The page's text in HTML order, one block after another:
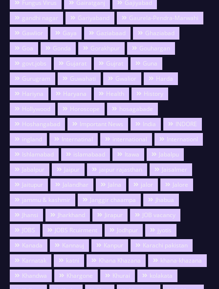
Fungus Virus
Gairatganj
Gajiyabad
gandhi nagar
Gariyaband
Gaurela-Pendra-Marwahi
Gawlior
Gaya Gaziabaad
Ghaziabad
Goa
Gonda Gorakhpur
Gouhargan
govt.jobs
Gujarat Gujrat
Guna
Gurugram
Guwahati Gwalior
Harda
Hariyna
Haryana Health
History
Hollywood
Horoscope
hosagabade
Hoshangabad
Important News India
INDORE
ingland
Internatinal international
Internationl
Ishlamabad
islamabaad Itawa
Jabalpu
Jabalpur
Jaipur jaipur rajasthan
Jaisalmer
Jaitupur
Jalandhar Jalna jalor
Jalore
jammu & kashmir
Janggir chaampa
Jhabua
Jhansi
Jharkhand Jirapur
JOB vacancy
JOBS
JOBS Rcuirment Jodhpur
jyotis
Kanada
Kannauj Kanpur
Karachi pakistan
Karnatak
katni Khana Khazana
khana-khazana
Khandwa
Khargone Khurai
kolakata